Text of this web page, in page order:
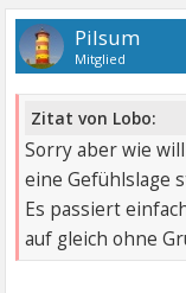
Pilsum
Mitglied
Zitat von Lobo:
Sorry aber wie
eine Gefühlslage
Es passiert
auf gleich ohne